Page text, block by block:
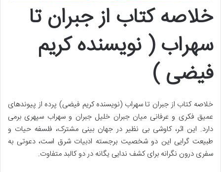
خلاصه کتاب از جبران تا
سهراب ( نویسنده کریم
فیضی )
خلاصه کتاب از جبران تا سهراب (نویسنده کریم فیضی) پرده از پیوندهای
عمیق فکری و عرفانی میان جبران خلیل جبران و سهراب سپهری برمی
دارد. این اثر، کاوشی بی نظیر در جهان بینی مشترک، فلسفه حیات و
طبیعت گرایی این دو شخصیت برجسته ادبیات شرق است، دعوتی به
سفری درون نگرانه برای کشف ندایی یگانه در دو کالبد متفاوت.